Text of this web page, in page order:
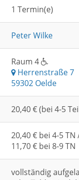
1 Termin(e)
Peter Wilke
Raum 4
Herrenstraße 7
59302 Oelde
20,40 € (bei 4-5
20,40 € bei 4-5
11,70 € bei 8-9 TN
vollständig